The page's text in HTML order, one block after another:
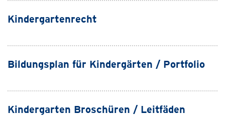
Kindergartenrecht
Bildungsplan für Kindergärten / Portfolio
Kindergarten Broschüren / Leitfäden